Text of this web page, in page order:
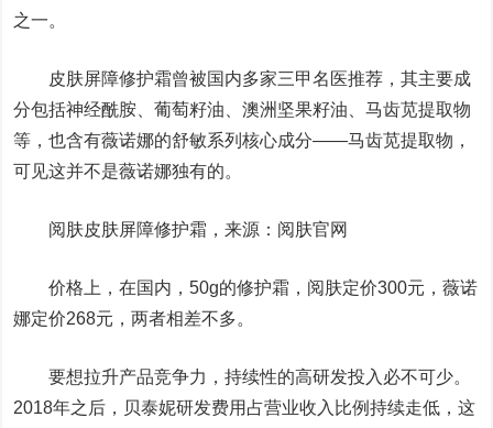
之一。
皮肤屏障修护霜曾被国内多家三甲名医推荐，其主要成
分包括神经酰胺、葡萄籽油、澳洲坚果籽油、马齿苋提取物
等，也含有薇诺娜的舒敏系列核心成分——马齿苋提取物，
可见这并不是薇诺娜独有的。
阅肤皮肤屏障修护霜，来源：阅肤官网
价格上，在国内，50g的修护霜，阅肤定价300元，薇诺
娜定价268元，两者相差不多。
要想拉升产品竞争力，持续性的高研发投入必不可少。
2018年之后，贝泰妮研发费用占营业收入比例持续走低，这